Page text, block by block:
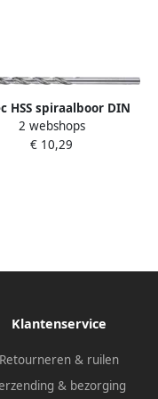
HSS spiraalboor DIN
type N ø3 0 10 stuk(s)
1500300 150.0300
2 webshops
€ 10,29
Klantenservice
Retourneren & ruilen
& bezorging